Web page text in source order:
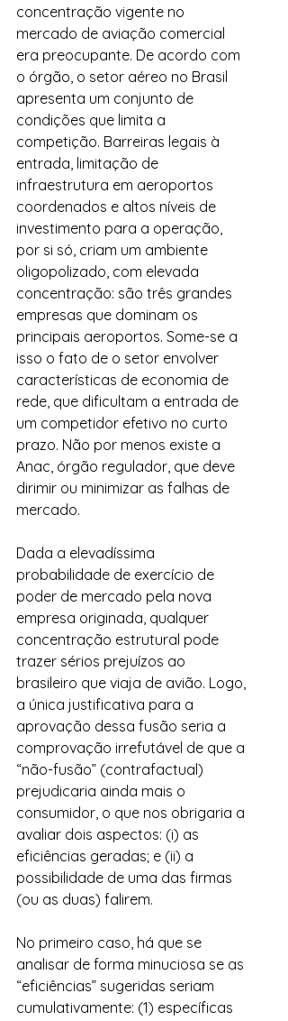
concentração vigente no
mercado de aviação comercial
era preocupante. De acordo com
o órgão, o setor aéreo no Brasil
apresenta um conjunto de
condições que limita a
competição. Barreiras legais à
entrada, limitação de
infraestrutura em aeroportos
coordenados e altos níveis de
investimento para a operação,
por si só, criam um ambiente
oligopolizado, com elevada
concentração: são três grandes
empresas que dominam os
principais aeroportos. Some-se a
isso o fato de o setor envolver
características de economia de
rede, que dificultam a entrada de
um competidor efetivo no curto
prazo. Não por menos existe a
Anac, órgão regulador, que deve
dirimir ou minimizar as falhas de
mercado.
Dada a elevadíssima
probabilidade de exercício de
poder de mercado pela nova
empresa originada, qualquer
concentração estrutural pode
trazer sérios prejuízos ao
brasileiro que viaja de avião. Logo,
a única justificativa para a
aprovação dessa fusão seria a
comprovação irrefutável de que a
“não-fusão” (contrafactual)
prejudicaria ainda mais o
consumidor, o que nos obrigaria a
avaliar dois aspectos: (i) as
eficiências geradas; e (ii) a
possibilidade de uma das firmas
(ou as duas) falirem.
No primeiro caso, há que se
analisar de forma minuciosa se as
“eficiências” sugeridas seriam
cumulativamente: (1) específicas